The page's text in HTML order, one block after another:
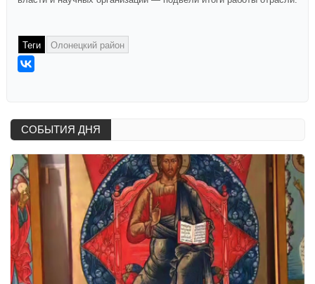
Теги Олонецкий район
СОБЫТИЯ ДНЯ